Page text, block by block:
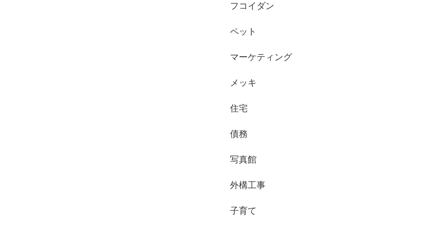
フコイダン
ペット
マーケティング
メッキ
住宅
債務
写真館
外構工事
子育て